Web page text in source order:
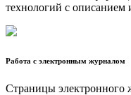
технологий с описанием
Работа с электронным журналом
Страницы электронного